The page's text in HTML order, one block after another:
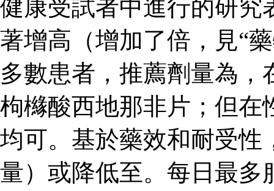
健康受試者中進行的研究
著增高（增加了倍，見“
多數患者，推薦劑量為
枸櫞酸西地那非片；但在
均可。基於藥效和耐受性
量）或降低至。每日最多